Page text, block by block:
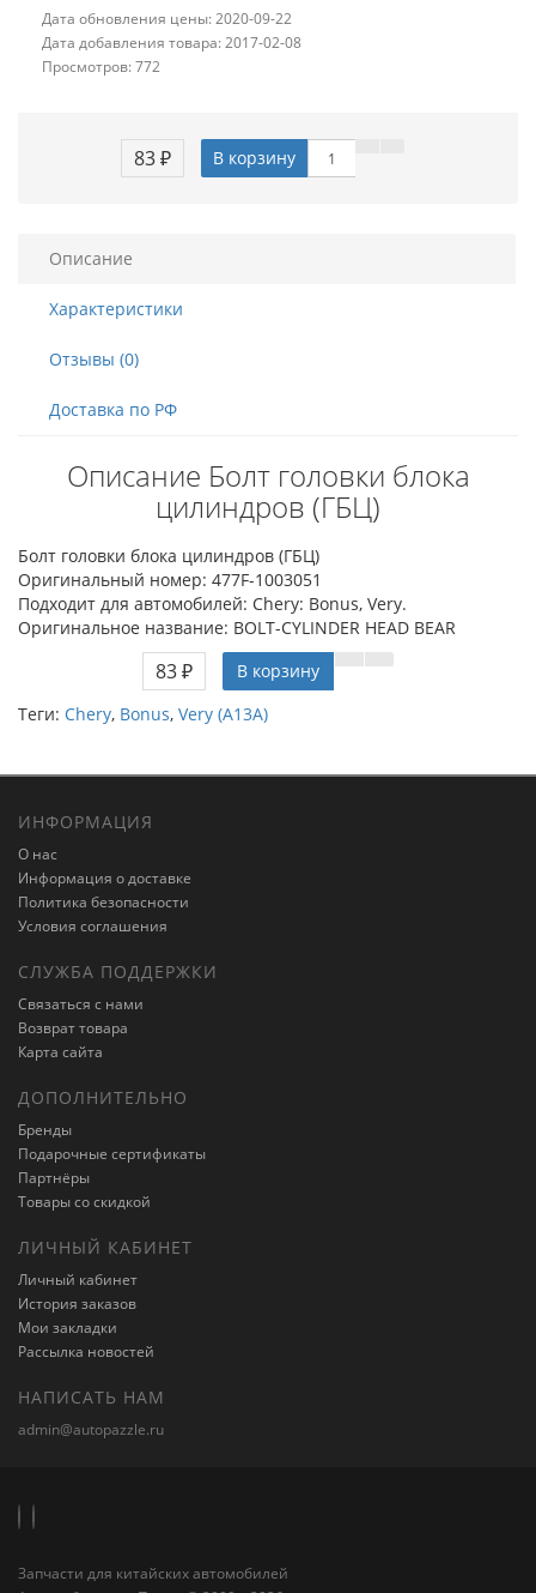
Дата обновления цены: 2020-09-22
Дата добавления товара: 2017-02-08
Просмотров: 772
83 ₽ В корзину
Описание
Характеристики
Отзывы (0)
Доставка по РФ
Описание Болт головки блока
цилиндров (ГБЦ)
Болт головки блока цилиндров (ГБЦ)
Оригинальный номер: 477F-1003051
Подходит для автомобилей: Chery: Bonus, Very.
Оригинальное название: BOLT-CYLINDER HEAD BEAR
83 ₽
В корзину
Теги: Chery, Bonus, Very (A13A)
ИНФОРМАЦИЯ
О нас
Информация о доставке
Политика безопасности
Условия соглашения
СЛУЖБА ПОДДЕРЖКИ
Связаться с нами
Возврат товара
Карта сайта
ДОПОЛНИТЕЛЬНО
Бренды
Подарочные сертификаты
Партнёры
Товары со скидкой
ЛИЧНЫЙ КАБИНЕТ
Личный кабинет
История заказов
Мои закладки
Рассылка новостей
НАПИСАТЬ НАМ
admin@autopazzle.ru
Запчасти для китайских автомобилей